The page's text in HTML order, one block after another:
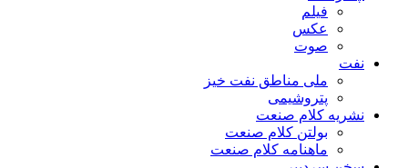
فیلم
عکس
صوت
نفت
ملی مناطق نفت خیز
پتروشیمی
نشریه کلام صنعت
بولتن کلام صنعت
ماهنامه کلام صنعت